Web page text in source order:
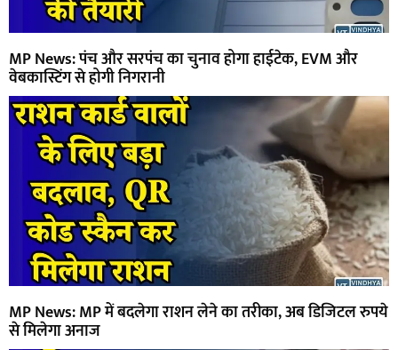
MP News: पंच और सरपंच का चुनाव होगा हाईटेक, EVM और
वेबकास्टिंग से होगी निगरानी
MP News: MP में बदलेगा राशन लेने का तरीका, अब डिजिटल रुपये
से मिलेगा अनाज